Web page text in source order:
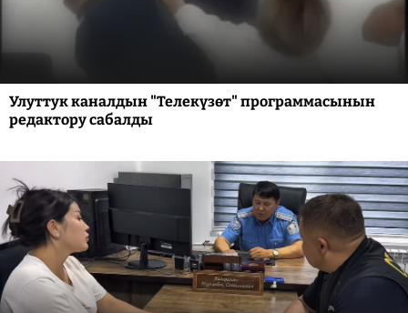
Улуттук каналдын "Телекүзөт" программасынын
редактору сабалды